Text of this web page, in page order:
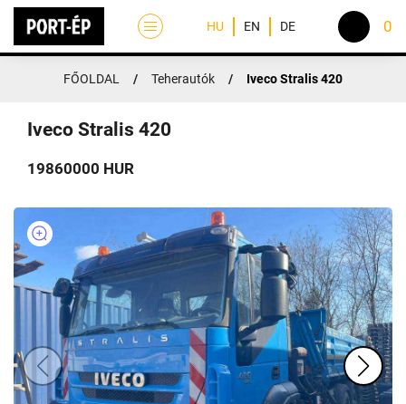
FŐOLDAL
RÓLUNK
TEVÉKENYSÉGEK
GÉPPARK
KAPCSOLAT
HU EN DE 0
FŐOLDAL / Teherautók / Iveco Stralis 420
Iveco Stralis 420
19860000 HUR